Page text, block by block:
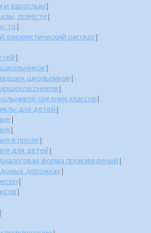
и взрослым |
повести |
то |
юмористический рассказ |
|
|
школьников |
|
средних классов |
для детей |
|
|
в прозе |
для детей|
форма произведений |
дорожках|
|
|
|